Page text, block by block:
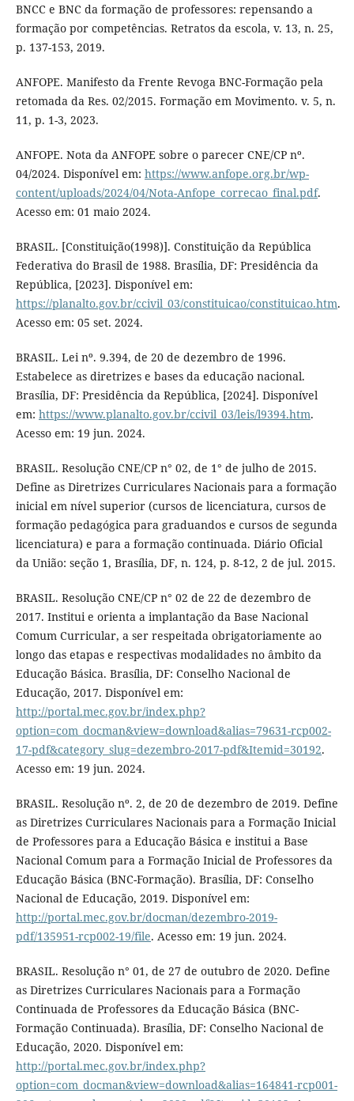
BNCC e BNC da formação de professores: repensando a
formação por competências. Retratos da escola, v. 13, n. 25,
p. 137-153, 2019.
ANFOPE. Manifesto da Frente Revoga BNC-Formação pela
retomada da Res. 02/2015. Formação em Movimento. v. 5, n.
11, p. 1-3, 2023.
ANFOPE. Nota da ANFOPE sobre o parecer CNE/CP nº.
04/2024. Disponível em: https://www.anfope.org.br/wp-
content/uploads/2024/04/Nota-Anfope_correcao_final.pdf.
Acesso em: 01 maio 2024.
BRASIL. [Constituição(1998)]. Constituição da República
Federativa do Brasil de 1988. Brasília, DF: Presidência da
República, [2023]. Disponível em:
https://planalto.gov.br/ccivil_03/constituicao/constituicao.htm.
Acesso em: 05 set. 2024.
BRASIL. Lei nº. 9.394, de 20 de dezembro de 1996.
Estabelece as diretrizes e bases da educação nacional.
Brasília, DF: Presidência da República, [2024]. Disponível
em: https://www.planalto.gov.br/ccivil_03/leis/l9394.htm.
Acesso em: 19 jun. 2024.
BRASIL. Resolução CNE/CP n° 02, de 1° de julho de 2015.
Define as Diretrizes Curriculares Nacionais para a formação
inicial em nível superior (cursos de licenciatura, cursos de
formação pedagógica para graduandos e cursos de segunda
licenciatura) e para a formação continuada. Diário Oficial
da União: seção 1, Brasília, DF, n. 124, p. 8-12, 2 de jul. 2015.
BRASIL. Resolução CNE/CP n° 02 de 22 de dezembro de
2017. Institui e orienta a implantação da Base Nacional
Comum Curricular, a ser respeitada obrigatoriamente ao
longo das etapas e respectivas modalidades no âmbito da
Educação Básica. Brasília, DF: Conselho Nacional de
Educação, 2017. Disponível em:
http://portal.mec.gov.br/index.php?
option=com_docman&view=download&alias=79631-rcp002-
17-pdf&category_slug=dezembro-2017-pdf&Itemid=30192.
Acesso em: 19 jun. 2024.
BRASIL. Resolução nº. 2, de 20 de dezembro de 2019. Define
as Diretrizes Curriculares Nacionais para a Formação Inicial
de Professores para a Educação Básica e institui a Base
Nacional Comum para a Formação Inicial de Professores da
Educação Básica (BNC-Formação). Brasília, DF: Conselho
Nacional de Educação, 2019. Disponível em:
http://portal.mec.gov.br/docman/dezembro-2019-
pdf/135951-rcp002-19/file. Acesso em: 19 jun. 2024.
BRASIL. Resolução n° 01, de 27 de outubro de 2020. Define
as Diretrizes Curriculares Nacionais para a Formação
Continuada de Professores da Educação Básica (BNC-
Formação Continuada). Brasília, DF: Conselho Nacional de
Educação, 2020. Disponível em:
http://portal.mec.gov.br/index.php?
option=com_docman&view=download&alias=164841-rcp001-